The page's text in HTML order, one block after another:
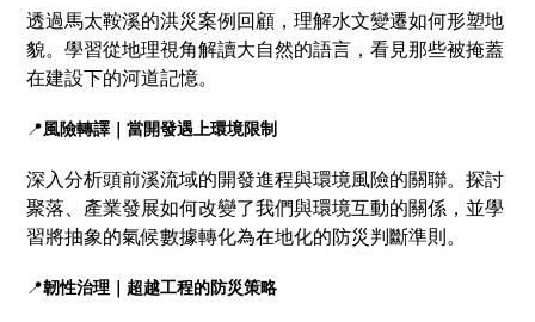
透過馬太鞍溪的洪災案例回顧，理解水文變遷如何形塑地
貌。學習從地理視角解讀大自然的語言，看見那些被掩蓋
在建設下的河道記憶。
📍風險轉譯｜當開發遇上環境限制
深入分析頭前溪流域的開發進程與環境風險的關聯。探討
聚落、產業發展如何改變了我們與環境互動的關係，並學
習將抽象的氣候數據轉化為在地化的防災判斷準則。
📍韌性治理｜超越工程的防災策略